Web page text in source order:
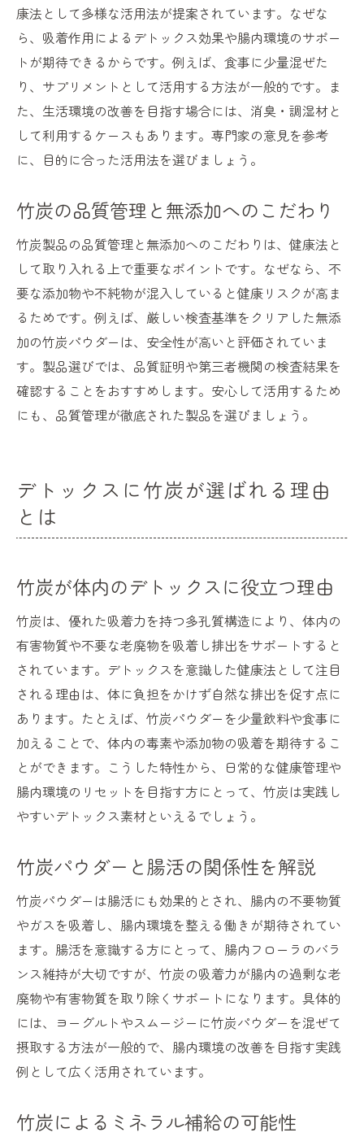
康法として多様な活用法が提案されています。なぜな
ら、吸着作用によるデトックス効果や腸内環境のサポー
トが期待できるからです。例えば、食事に少量混ぜた
り、サプリメントとして活用する方法が一般的です。ま
た、生活環境の改善を目指す場合には、消臭・調湿材と
して利用するケースもあります。専門家の意見を参考
に、目的に合った活用法を選びましょう。
竹炭の品質管理と無添加へのこだわり
竹炭製品の品質管理と無添加へのこだわりは、健康法と
して取り入れる上で重要なポイントです。なぜなら、不
要な添加物や不純物が混入していると健康リスクが高ま
るためです。例えば、厳しい検査基準をクリアした無添
加の竹炭パウダーは、安全性が高いと評価されていま
す。製品選びでは、品質証明や第三者機関の検査結果を
確認することをおすすめします。安心して活用するため
にも、品質管理が徹底された製品を選びましょう。
デトックスに竹炭が選ばれる理由
とは
竹炭が体内のデトックスに役立つ理由
竹炭は、優れた吸着力を持つ多孔質構造により、体内の
有害物質や不要な老廃物を吸着し排出をサポートすると
されています。デトックスを意識した健康法として注目
される理由は、体に負担をかけず自然な排出を促す点に
あります。たとえば、竹炭パウダーを少量飲料や食事に
加えることで、体内の毒素や添加物の吸着を期待するこ
とができます。こうした特性から、日常的な健康管理や
腸内環境のリセットを目指す方にとって、竹炭は実践し
やすいデトックス素材といえるでしょう。
竹炭パウダーと腸活の関係性を解説
竹炭パウダーは腸活にも効果的とされ、腸内の不要物質
やガスを吸着し、腸内環境を整える働きが期待されてい
ます。腸活を意識する方にとって、腸内フローラのバラ
ンス維持が大切ですが、竹炭の吸着力が腸内の過剰な老
廃物や有害物質を取り除くサポートになります。具体的
には、ヨーグルトやスムージーに竹炭パウダーを混ぜて
摂取する方法が一般的で、腸内環境の改善を目指す実践
例として広く活用されています。
竹炭によるミネラル補給の可能性